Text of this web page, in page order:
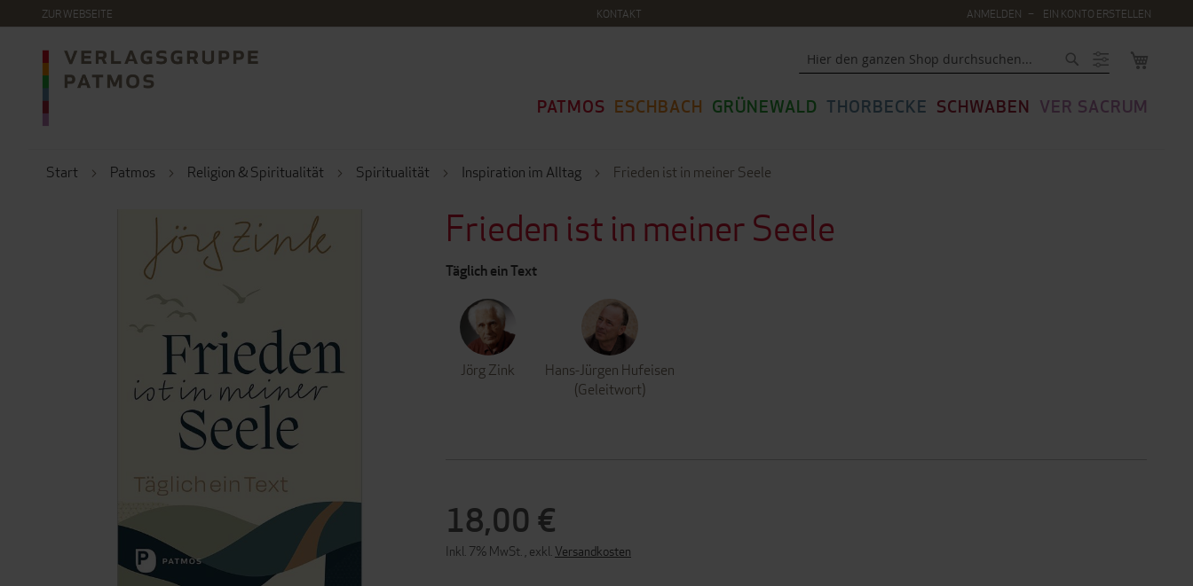
ZUR WEBSEITE KONTAKT
DIREKT
INHALT
ANMELDEN EIN KONTO ERSTELLEN
PATMOS ESCHBACH GRÜNEWALD THORBECKE SCHWABEN VER SACRUM
Start Patmos Religion & Spiritualität Spiritualität Inspiration im Alltag Frieden ist in meiner Seele
Frieden ist in meiner Seele
Täglich ein Text
Jörg Zink
Hans-Jürgen Hufeisen
(Geleitwort)
18,00 €
Inkl. 7% MwSt. , exkl. Versandkosten
ENDE
DER